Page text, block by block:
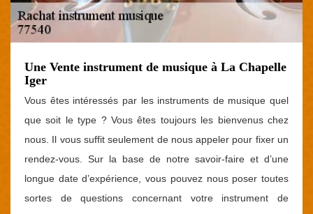
Une Vente instrument de musique à La Chapelle
Iger
Vous êtes intéressés par les instruments de musique quel
que soit le type ? Vous êtes toujours les bienvenus chez
nous. Il vous suffit seulement de nous appeler pour fixer un
rendez-vous. Sur la base de notre savoir-faire et d’une
longue date d’expérience, vous pouvez nous poser toutes
sortes de questions concernant votre instrument de